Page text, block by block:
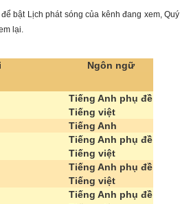
bật Lịch phát sóng của kênh đang xem, Quý
lại.
Ngôn ngữ
Tiếng Anh phụ đề
Tiếng việt
Tiếng Anh
Tiếng Anh phụ đề
Tiếng việt
Tiếng Anh phụ đề
Tiếng việt
Tiếng Anh phụ đề